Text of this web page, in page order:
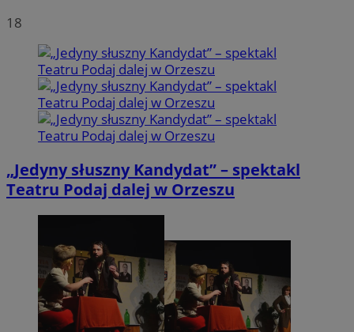
18
„Jedyny słuszny Kandydat” – spektakl
Teatru Podaj dalej w Orzeszu